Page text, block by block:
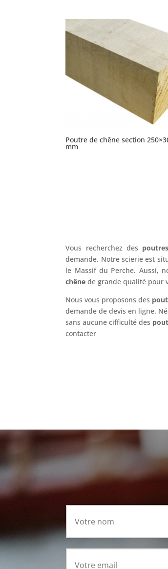
Poutre de chêne section
mm
Vous recherchez des
demande. Notre scierie est
le Massif du Perche. Aussi,
chêne de grande qualité pour
Nous vous proposons des
demande de devis en ligne.
sans aucune cifficulté des
contacter